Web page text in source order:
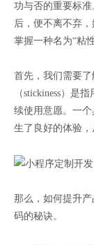
功与否的重要标
后，便不离不弃
掌握一种名为“粘
首先，我们需要
（stickiness）是
续使用意愿。一
生了良好的体验，
那么，如何提升
码的秘诀。